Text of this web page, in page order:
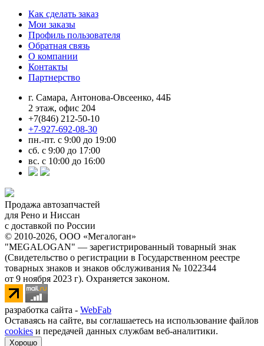
Как сделать заказ
Мои заказы
Профиль пользователя
Обратная связь
О компании
Контакты
Партнерство
г. Самара, Антонова-Овсеенко, 44Б
2 этаж, офис 204
+7(846) 212-50-10
+7-927-692-08-30
пн.-пт. с 9:00 до 19:00
сб. с 9:00 до 17:00
вс. с 10:00 до 16:00
Продажа автозапчастей
для Рено и Ниссан
с доставкой по России
© 2010-2026, ООО «Мегалоган»
"MEGALOGAN" — зарегистрированный товарный знак
(Свидетельство о регистрации в Государственном реестре
товарных знаков и знаков обслуживания № 1022344
от 9 ноября 2023 г). Охраняется законом.
разработка сайта - WebFab
Оставаясь на сайте, вы соглашаетесь на использование файлов
cookies и передачей данных службам веб-аналитики.
Хорошо